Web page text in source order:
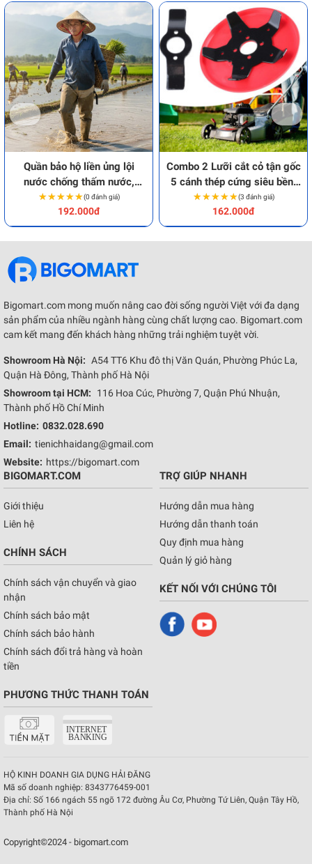
Quần bảo hộ liền ủng lội
nước chống thấm nước,
chống trượt
★★★★★
★★★★★(0 đánh giá)
192.000đ
Combo 2 Lưỡi cắt cỏ tận gốc
5 cánh thép cứng siêu bền,
chống mòn cao cấp
★★★★★
★★★★★(3 đánh giá)
162.000đ
Bigomart.com mong muốn nâng cao đời sống người Việt với đa dạng
sản phẩm của nhiều ngành hàng cùng chất lượng cao. Bigomart.com
cam kết mang đến khách hàng những trải nghiệm tuyệt vời.
Showroom Hà Nội: A54 TT6 Khu đô thị Văn Quán, Phường Phúc La,
Quận Hà Đông, Thành phố Hà Nội
Showroom tại HCM:
116 Hoa Cúc, Phường 7, Quận Phú Nhuận,
Thành phố Hồ Chí Minh
Hotline: 0832.028.690
Email: tienichhaidang@gmail.com
Website: https://bigomart.com
BIGOMART.COM
Giới thiệu
Liên hệ
CHÍNH SÁCH
Chính sách vận chuyển và giao
nhận
Chính sách bảo mật
Chính sách bảo hành
Chính sách đổi trả hàng và hoàn
tiền
PHƯƠNG THỨC THANH TOÁN
TRỢ GIÚP NHANH
Hướng dẫn mua hàng
Hướng dẫn thanh toán
Quy định mua hàng
Quản lý giỏ hàng
KẾT NỐI VỚI CHÚNG TÔI
HỘ KINH DOANH GIA DỤNG HẢI ĐĂNG
Mã số doanh nghiệp: 8343776459-001
Địa chỉ: Số 166 ngách 55 ngõ 172 đường Âu Cơ, Phường Tứ Liên, Quận Tây Hồ,
Thành phố Hà Nội
Copyright©2024 - bigomart.com